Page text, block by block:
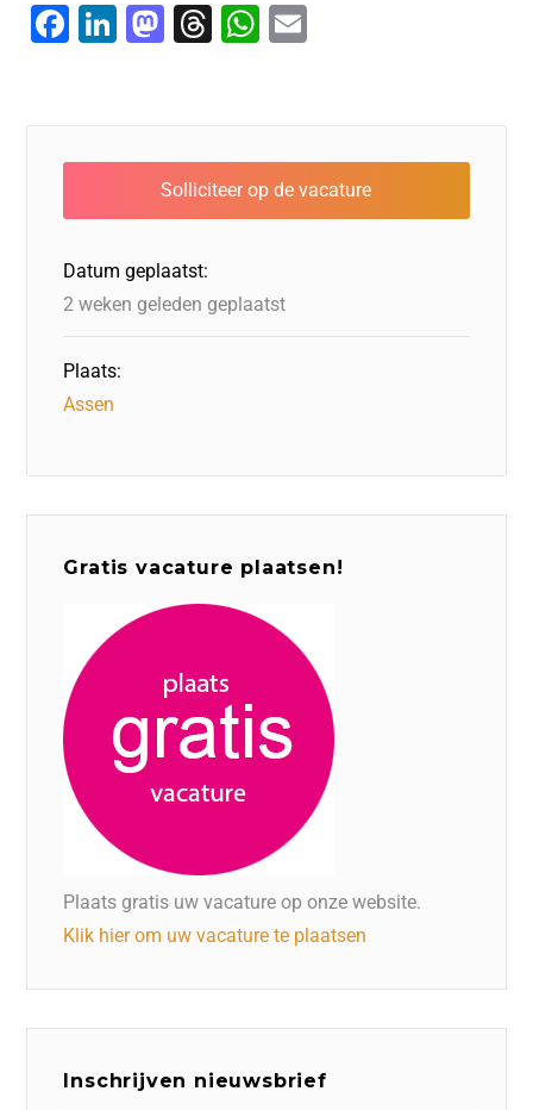
F
e
b
o
o
k
Li
e
dI
n
M
o
d
o
n
T
a
d
s
W
s
A
p
l
Datum geplaatst:
2 weken geleden geplaatst
Plaats:
Assen
Gratis vacature plaatsen!
Plaats gratis uw vacature op onze website.
Klik hier om uw vacature te plaatsen
Inschrijven nieuwsbrief